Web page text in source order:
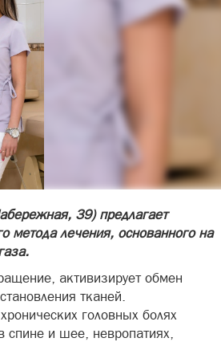
39) предлагает
метода лечения, основанного на
активизирует обмен
тканей.
головных болях
спине и шее, невропатиях,